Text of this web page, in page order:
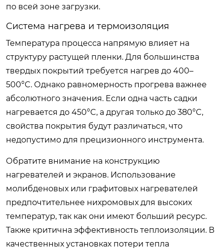
по всей зоне загрузки.
Система нагрева и термоизоляция
Температура процесса напрямую влияет на
структуру растущей пленки. Для большинства
твердых покрытий требуется нагрев до 400–
500°C. Однако равномерность прогрева важнее
абсолютного значения. Если одна часть садки
нагревается до 450°C, а другая только до 380°C,
свойства покрытия будут различаться, что
недопустимо для прецизионного инструмента.
Обратите внимание на конструкцию
нагревателей и экранов. Использование
молибденовых или графитовых нагревателей
предпочтительнее нихромовых для высоких
температур, так как они имеют больший ресурс.
Также критична эффективность теплоизоляции. В
качественных установках потери тепла